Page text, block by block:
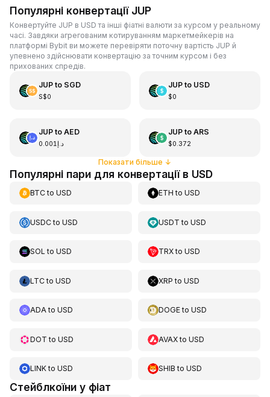
Популярні конвертації JUP
Конвертуйте JUP в USD та інші фіатні валюти за курсом у реальному
часі. Завдяки агрегованим котируванням маркетмейкерів на
платформі Bybit ви можете перевіряти поточну вартість JUP й
упевнено здійснювати конвертацію за точним курсом і без
прихованих спредів.
JUPto SGD
S$0
JUPto USD
$0
JUPto AED
د.إ0.001
JUPto ARS
$0.372
Показати більше ↓
Популярні пари для конвертації в USD
BTCto USD ETH toUSD
USDCto USD USDT toUSD
SOL to USD TRXtoUSD
LTCto USD XRP toUSD
ADAto USD DOGEtoUSD
DOT to USD AVAXtoUSD
LINKto USD SHIB toUSD
Стейблкоїни у фіат